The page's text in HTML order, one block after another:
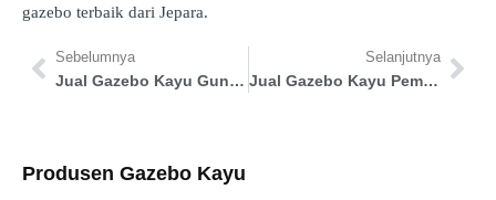
gazebo terbaik dari Jepara.
Sebelumnya
Jual Gazebo Kayu Gunung Mas
Selanjutnya
Jual Gazebo Kayu Pemalang
Produsen Gazebo Kayu